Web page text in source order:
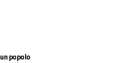
popolo